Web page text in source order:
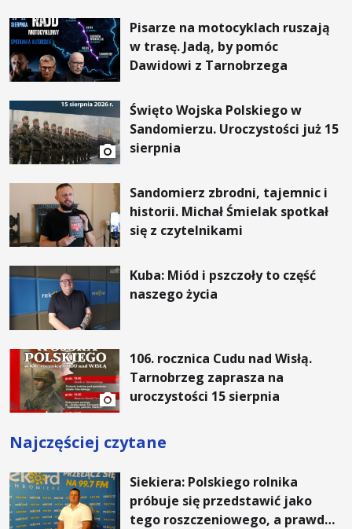
Pisarze na motocyklach ruszają
w trasę. Jadą, by pomóc
Dawidowi z Tarnobrzega
Święto Wojska Polskiego w
Sandomierzu. Uroczystości już 15
sierpnia
Sandomierz zbrodni, tajemnic i
historii. Michał Śmielak spotkał
się z czytelnikami
Kuba: Miód i pszczoły to część
naszego życia
106. rocznica Cudu nad Wisłą.
Tarnobrzeg zaprasza na
uroczystości 15 sierpnia
Najczęściej czytane
Siekiera: Polskiego rolnika
próbuje się przedstawić jako
tego roszczeniowego, a prawda